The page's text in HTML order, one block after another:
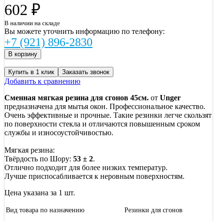
602 ₽
В наличии на складе
Вы можете уточнить информацию по телефону:
+7 (921) 896-2830
Купить в 1 клик Заказать звонок
Добавить к сравнению
Сменная мягкая резина для сгонов 45см. от Unger
предназначена для мытья окон. Профессиональное качество.
Очень эффективные и прочные. Такие резинки легче скользят
по поверхности стекла и отличаются повышенным сроком
службы и износоустойчивостью.
Мягкая резина:
Твёрдость по Шору: 53 ± 2.
Отлично подходит для более низких температур.
Лучше приспосабливается к неровным поверхностям.
Цена указана за 1 шт.
Вид товара по назначению Резинки для сгонов